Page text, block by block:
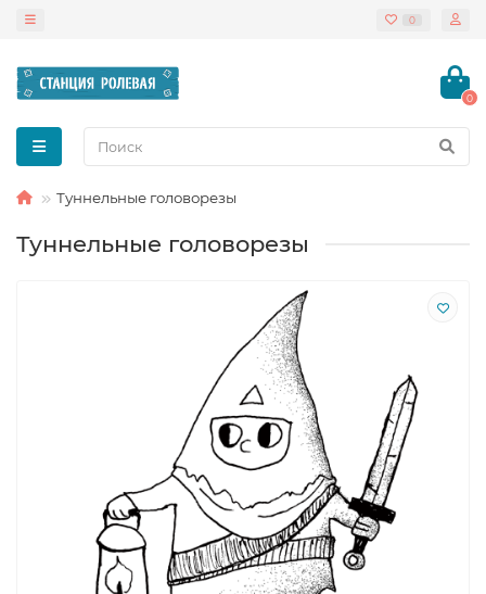
0
0
Туннельные головорезы
Туннельные головорезы